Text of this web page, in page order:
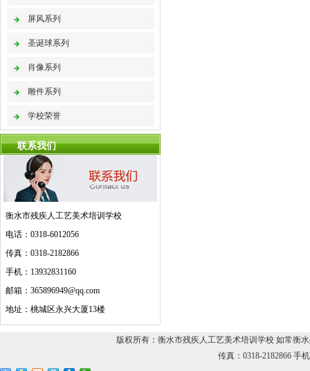
屏风系列
圣诞球系列
肖像系列
雕件系列
学校荣誉
联系我们
衡水市残疾人工艺美术培训学校
电话：0318-6012056
传真：0318-2182866
手机：13932831160
邮箱：365896949@qq.com
地址：桃城区永兴大厦13楼
版权所有：衡水市残疾人工艺美术培训学校 如常衡
传真：0318-2182866 手